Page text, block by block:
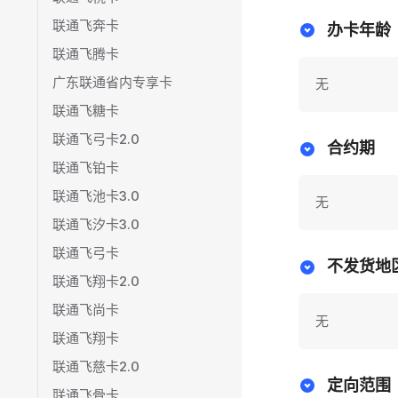
联通飞奔卡
联通飞腾卡
广东联通省内专享卡
联通飞糖卡
联通飞弓卡2.0
联通飞铂卡
联通飞池卡3.0
联通飞汐卡3.0
联通飞弓卡
联通飞翔卡2.0
联通飞尚卡
联通飞翔卡
联通飞慈卡2.0
办卡年龄
无
合约期
无
不发货地
无
定向范围